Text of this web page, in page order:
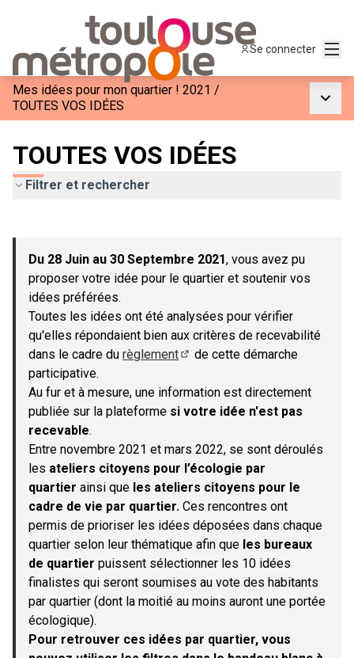
Se connecter
Mes idées pour mon quartier ! 2021 /
TOUTES VOS IDÉES
TOUTES VOS IDÉES
Filtrer et rechercher
−
Du 28 Juin au 30 Septembre 2021, vous avez pu
proposer votre idée pour le quartier et soutenir vos
idées préférées.
Toutes les idées ont été analysées pour vérifier
qu'elles répondaient bien aux critères de recevabilité
dans le cadre du règlement
de cette démarche
participative.
Au fur et à mesure, une information est directement
publiée sur la plateforme si votre idée n'est pas
recevable.
Entre novembre 2021 et mars 2022, se sont déroulés
les ateliers citoyens pour l’écologie par
quartier ainsi que les ateliers citoyens pour le
cadre de vie par quartier. Ces rencontres ont
permis de prioriser les idées déposées dans chaque
quartier selon leur thématique afin que les bureaux
de quartier puissent sélectionner les 10 idées
finalistes qui seront soumises au vote des habitants
par quartier (dont la moitié au moins auront une portée
écologique).
Pour retrouver ces idées par quartier, vous